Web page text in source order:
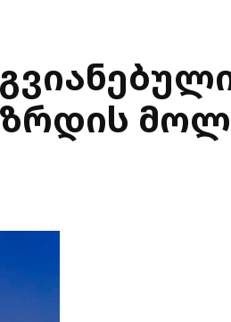
ზრდის